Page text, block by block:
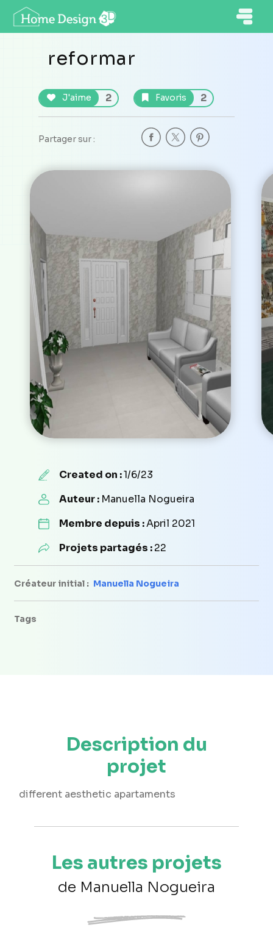
reformar
J'aime 2 Favoris 2
Partager sur :
Created on :1/6/23
Auteur : Manuella Nogueira
Membre depuis :April 2021
Projets partagés :22
Créateur initial : Manuella Nogueira
Tags
Description du
projet
different aesthetic apartaments
Les autres projets
de Manuella Nogueira